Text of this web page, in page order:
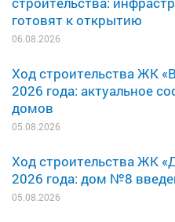
готовят к открытию
06.08.2026
Ход строительства ЖК
2026 года: актуальное
домов
05.08.2026
Ход строительства ЖК
2026 года: дом №8
05.08.2026